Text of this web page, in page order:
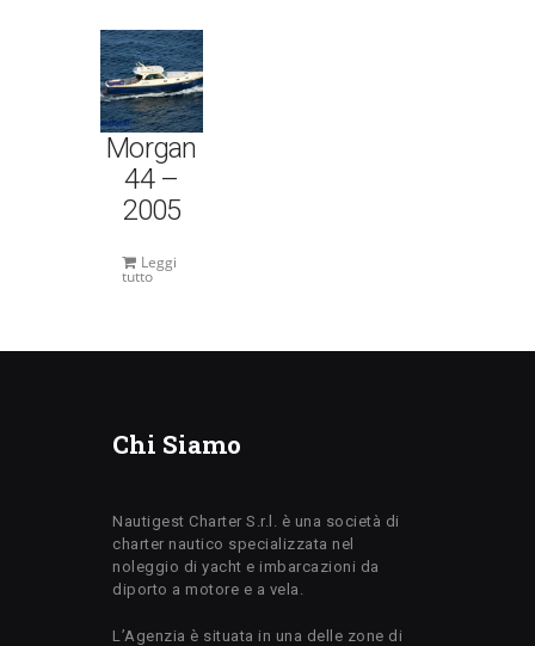
Morgan
44 –
2005
Leggi
tutto
Chi Siamo
Nautigest Charter S.r.l. è una società di
charter nautico specializzata nel
noleggio di yacht e imbarcazioni da
diporto a motore e a vela.
L’Agenzia è situata in una delle zone di